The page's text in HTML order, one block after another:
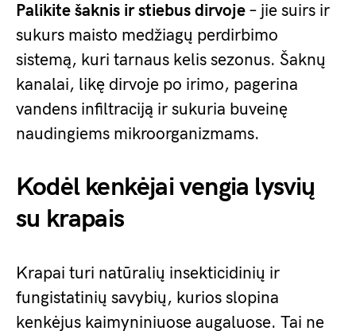
Palikite šaknis ir stiebus dirvoje – jie suirs ir
sukurs maisto medžiagų perdirbimo
sistemą, kuri tarnaus kelis sezonus. Šaknų
kanalai, likę dirvoje po irimo, pagerina
vandens infiltraciją ir sukuria buveinę
naudingiems mikroorganizmams.
Kodėl kenkėjai vengia lysvių
su krapais
Krapai turi natūralių insekticidinių ir
fungistatinių savybių, kurios slopina
kenkėjus kaimyniniuose augaluose. Tai ne